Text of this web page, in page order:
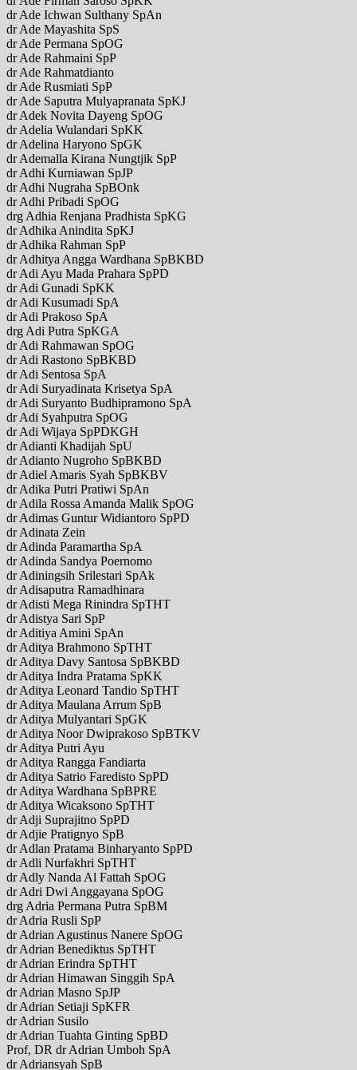
dr Ade Ichwan Sulthany SpAn
dr Ade Mayashita SpS
dr Ade Permana SpOG
dr Ade Rahmaini SpP
dr Ade Rahmatdianto
dr Ade Rusmiati SpP
dr Ade Saputra Mulyapranata SpKJ
dr Adek Novita Dayeng SpOG
dr Adelia Wulandari SpKK
dr Adelina Haryono SpGK
dr Ademalla Kirana Nungtjik SpP
dr Adhi Kurniawan SpJP
dr Adhi Nugraha SpBOnk
dr Adhi Pribadi SpOG
drg Adhia Renjana Pradhista SpKG
dr Adhika Anindita SpKJ
dr Adhika Rahman SpP
dr Adhitya Angga Wardhana SpBKBD
dr Adi Ayu Mada Prahara SpPD
dr Adi Gunadi SpKK
dr Adi Kusumadi SpA
dr Adi Prakoso SpA
drg Adi Putra SpKGA
dr Adi Rahmawan SpOG
dr Adi Rastono SpBKBD
dr Adi Sentosa SpA
dr Adi Suryadinata Krisetya SpA
dr Adi Suryanto Budhipramono SpA
dr Adi Syahputra SpOG
dr Adi Wijaya SpPDKGH
dr Adianti Khadijah SpU
dr Adianto Nugroho SpBKBD
dr Adiel Amaris Syah SpBKBV
dr Adika Putri Pratiwi SpAn
dr Adila Rossa Amanda Malik SpOG
dr Adimas Guntur Widiantoro SpPD
dr Adinata Zein
dr Adinda Paramartha SpA
dr Adinda Sandya Poernomo
dr Adiningsih Srilestari SpAk
dr Adisaputra Ramadhinara
dr Adisti Mega Rinindra SpTHT
dr Adistya Sari SpP
dr Aditiya Amini SpAn
dr Aditya Brahmono SpTHT
dr Aditya Davy Santosa SpBKBD
dr Aditya Indra Pratama SpKK
dr Aditya Leonard Tandio SpTHT
dr Aditya Maulana Arrum SpB
dr Aditya Mulyantari SpGK
dr Aditya Noor Dwiprakoso SpBTKV
dr Aditya Putri Ayu
dr Aditya Rangga Fandiarta
dr Aditya Satrio Faredisto SpPD
dr Aditya Wardhana SpBPRE
dr Aditya Wicaksono SpTHT
dr Adji Suprajitno SpPD
dr Adjie Pratignyo SpB
dr Adlan Pratama Binharyanto SpPD
dr Adli Nurfakhri SpTHT
dr Adly Nanda Al Fattah SpOG
dr Adri Dwi Anggayana SpOG
drg Adria Permana Putra SpBM
dr Adria Rusli SpP
dr Adrian Agustinus Nanere SpOG
dr Adrian Benediktus SpTHT
dr Adrian Erindra SpTHT
dr Adrian Himawan Singgih SpA
dr Adrian Masno SpJP
dr Adrian Setiaji SpKFR
dr Adrian Susilo
dr Adrian Tuahta Ginting SpBD
Prof, DR dr Adrian Umboh SpA
dr Adriansyah SpB